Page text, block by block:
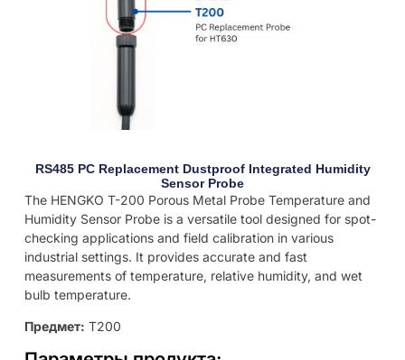
RS485 PC Replacement Dustproof Integrated Humidity
Sensor Probe
The HENGKO T-200 Porous Metal Probe Temperature and
Humidity Sensor Probe is a versatile tool designed for spot-
checking applications and field calibration in various
industrial settings. It provides accurate and fast
measurements of temperature, relative humidity, and wet
bulb temperature.
Предмет: T200